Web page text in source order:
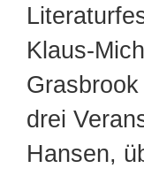
Klaus-
drei
Hansen,